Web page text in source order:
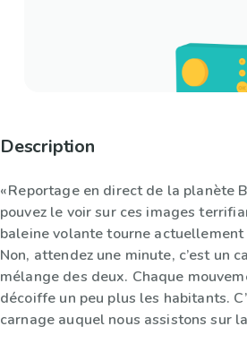
Description
« Reportage en direct de la planète
pouvez le voir sur ces images
baleine volante tourne
Non, attendez une minute, c’est un
mélange des deux. Chaque
décoiffe un peu plus les habitants.
carnage auquel nous assistons sur